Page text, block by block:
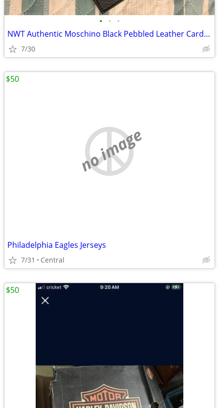
• • •
NWT Authentic Moschino Black Pebbled Leather Card Holder – New
7/30
no image
Philadelphia Eagles Jerseys
7/31 Central
$50
$50